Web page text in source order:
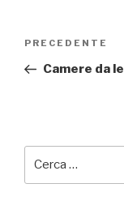
Navigazione
Articolo
precedente:
PRECEDENTE
Camere da